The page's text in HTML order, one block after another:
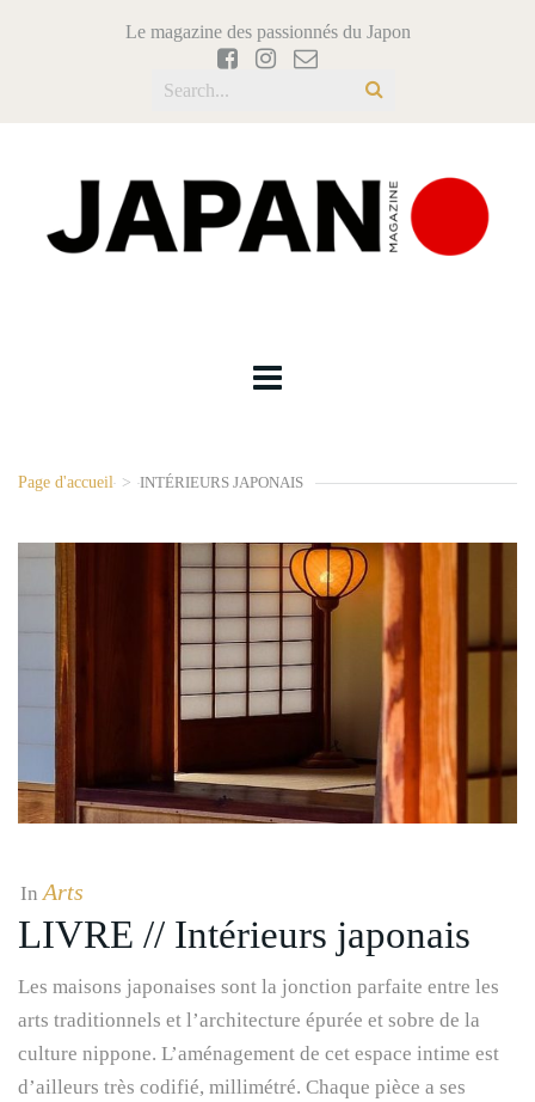
Le magazine des passionnés du Japon
Page d'accueil > INTÉRIEURS JAPONAIS
InArts
LIVRE // Intérieurs japonais
Les maisons japonaises sont la jonction parfaite entre les
arts traditionnels et l’architecture épurée et sobre de la
culture nippone. L’aménagement de cet espace intime est
d’ailleurs très codifié, millimétré. Chaque pièce a ses